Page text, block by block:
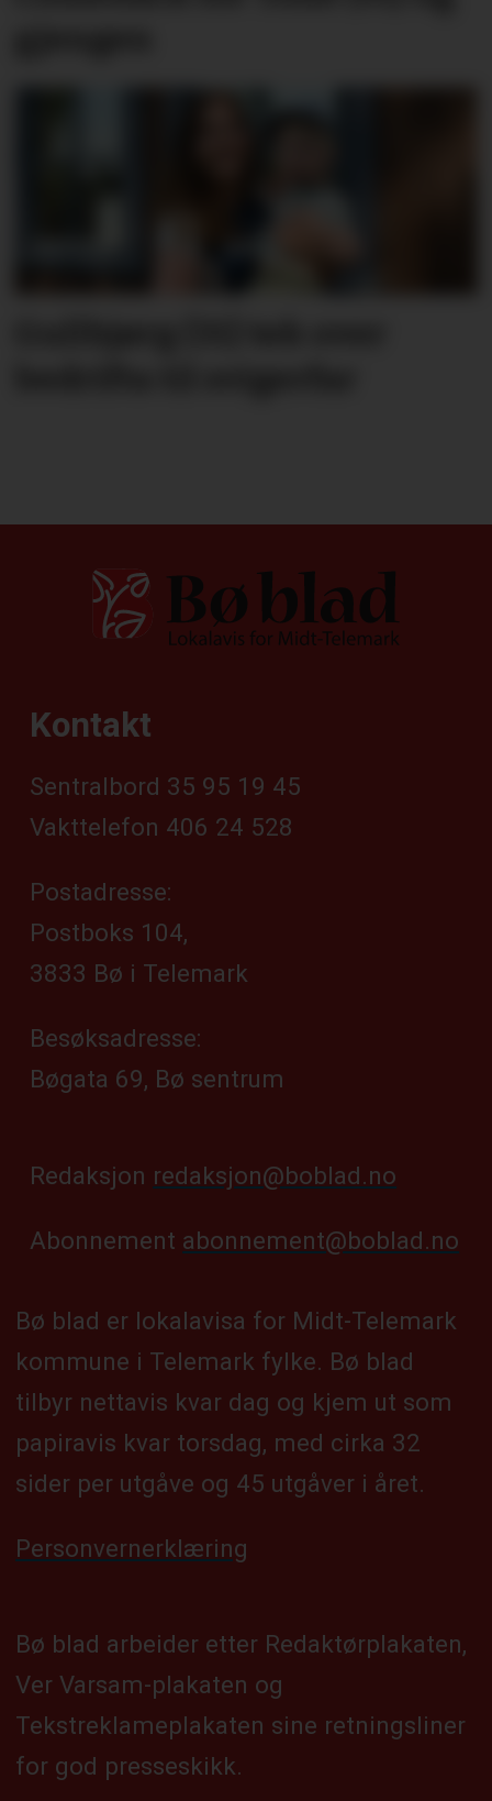
Kontakt
Sentralbord 35 95 19 45
Vakttelefon 406 24 528
Postadresse:
Postboks 104,
3833 Bø i Telemark
Besøksadresse:
Bøgata 69, Bø sentrum
Redaksjon redaksjon@boblad.no
Abonnement abonnement@boblad.no
Bø blad er lokalavisa for Midt-Telemark
kommune i Telemark fylke. Bø blad
tilbyr nettavis kvar dag og kjem ut som
papiravis kvar torsdag, med cirka 32
sider per utgåve og 45 utgåver i året.
Personvernerklæring
Bø blad arbeider etter Redaktørplakaten,
Ver Varsam-plakaten og
Tekstreklameplakaten sine retningsliner
for god presseskikk.